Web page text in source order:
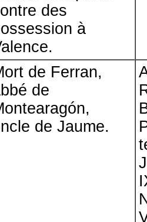
des
à
de Ferran,
de
de Jaume.